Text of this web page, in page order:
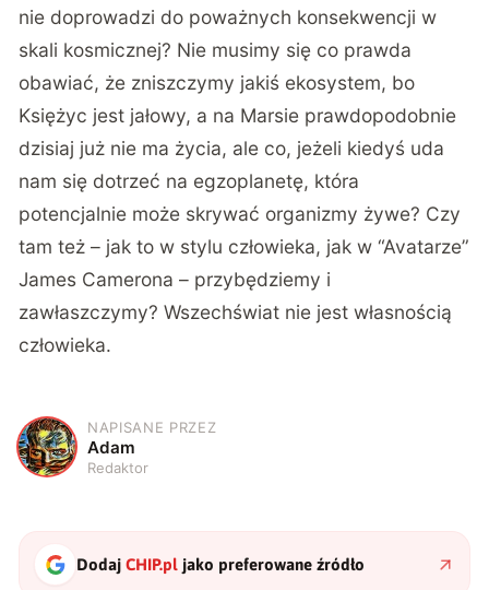
nie doprowadzi do poważnych konsekwencji w
skali kosmicznej? Nie musimy się co prawda
obawiać, że zniszczymy jakiś ekosystem, bo
Księżyc jest jałowy, a na Marsie prawdopodobnie
dzisiaj już nie ma życia, ale co, jeżeli kiedyś uda
nam się dotrzeć na egzoplanetę, która
potencjalnie może skrywać organizmy żywe? Czy
tam też – jak to w stylu człowieka, jak w “Avatarze”
James Camerona – przybędziemy i
zawłaszczymy? Wszechświat nie jest własnością
człowieka.
A
NAPISANE PRZEZ
Adam
Redaktor
DodajCHIP.pl jako preferowane źródło